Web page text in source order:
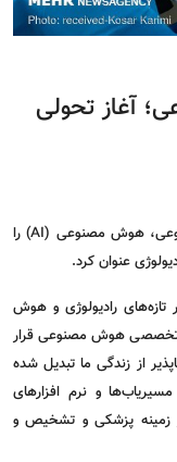
آغاز تحولی
دبیر اولین همایش تازه‌های رادیولوژی و هوش مصنوعی، هوش مصنوعی (AI) را
عنوان کرد.
تازه‌های رادیولوژی و هوش
تخصصی هوش مصنوعی قرار
از زندگی ما تبدیل شده
و نرم افزار‌های
زمینه پزشکی و تشخیص و